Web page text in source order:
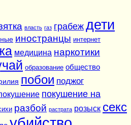
власть газ грабеж дети
иностранцы интернет
медицина наркотики
образование общество
побои поджог
покушение на
разбой растрата розыск секс